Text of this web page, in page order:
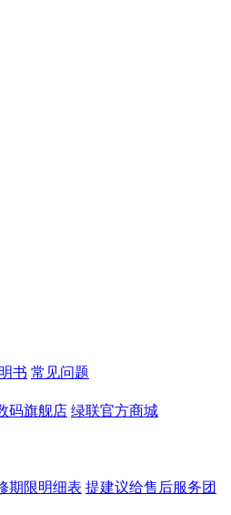
书 常见问题
码旗舰店 绿联官方商城
期限明细表 提建议给售后服务团